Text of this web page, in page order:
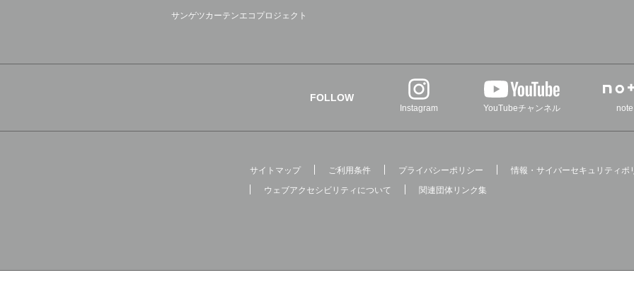
サンゲツカーテンエコプロジェクト
FOLLOW
Instagram YouTubeチャンネル note
サイトマップ ご利用条件 プライバシーポリシー
情報・サイバーセキュリティポ
ウェブアクセシビリティについて
関連団体リンク集